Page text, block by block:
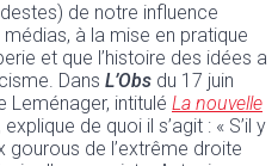
de notre influence
à la mise en pratique
et que l’histoire des idées a
Dans L’Obs du 17 juin
Leménager, intitulé La nouvelle
de quoi il s’agit : « S’il y
gourous de l’extrême droite